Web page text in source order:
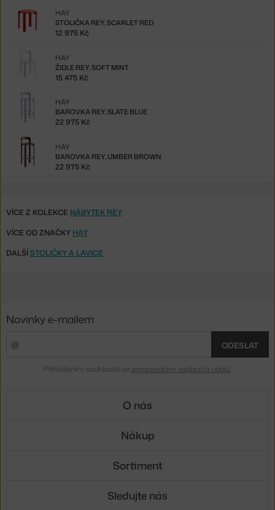
STOLIČKA REY, SCARLET RED
HAY
12 975 Kč
ŽIDLE REY, SOFT MINT
HAY
15 475 Kč
BAROVKA REY, SLATE BLUE
HAY
22 975 Kč
BAROVKA REY, UMBER BROWN
HAY
22 975 Kč
VÍCE Z KOLEKCE NÁBYTEK REY
VÍCE OD ZNAČKY HAY
DALŠÍ STOLIČKY A LAVICE
Novinky e-mailem
ODESLAT
Přihlášením souhlasíte se zpracováním osobních údajů
O nás
Nákup
Sortiment
Sledujte nás